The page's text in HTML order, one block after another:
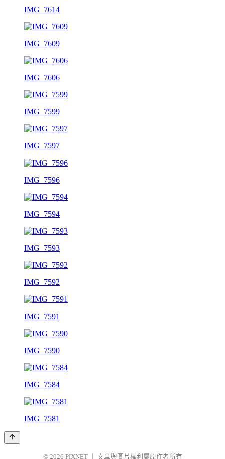
IMG_7614
IMG_7609
IMG_7606
IMG_7599
IMG_7597
IMG_7596
IMG_7594
IMG_7593
IMG_7592
IMG_7591
IMG_7590
IMG_7584
IMG_7581
© 2026 PIXNET 文章與圖片權利屬原作者所有